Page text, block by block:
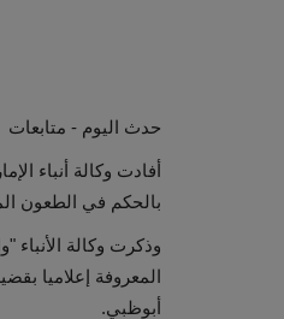
حدث اليوم - متابعات
بالحكم في الطعون
وذكرت وكالة
المعروفة إعلاميا
أبوظبي.